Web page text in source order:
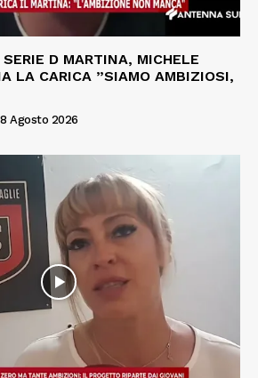
D MARTINA, MICHELE
LA CARICA ”SIAMO AMBIZIOSI,
8 Agosto 2026